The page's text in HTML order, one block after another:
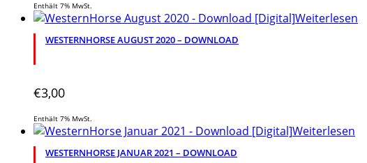
Enthält 7% MwSt.
Weiterlesen
WESTERNHORSE AUGUST 2020 – DOWNLOAD
€3,00
Enthält 7% MwSt.
Weiterlesen
WESTERNHORSE JANUAR 2021 – DOWNLOAD